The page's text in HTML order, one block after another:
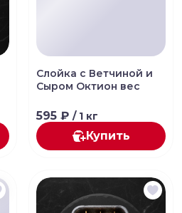
Слойка с Ветчиной и
Сыром Октион вес
595 ₽ / 1 кг
Купить